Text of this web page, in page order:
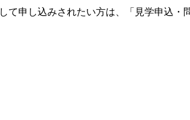
て申し込みされたい方は、「見学申込・